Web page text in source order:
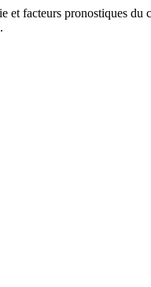
facteurs pronostiques